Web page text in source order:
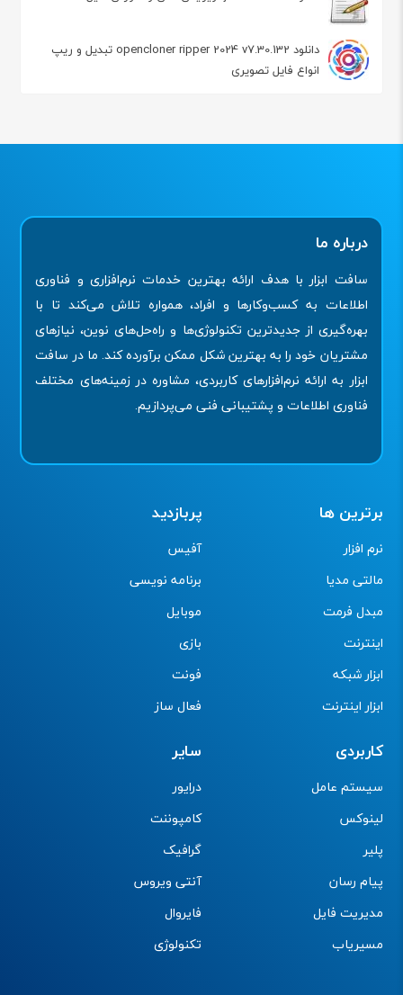
دانلود opencloner ripper 2024 v7.30.132 تبدیل و ریپ
انواع فایل تصویری
درباره ما
سافت ابزار با هدف ارائه بهترین خدمات نرم‌افزاری و فناوری
اطلاعات به کسب‌وکارها و افراد، همواره تلاش می‌کند تا با
بهره‌گیری از جدیدترین تکنولوژی‌ها و راه‌حل‌های نوین، نیازهای
مشتریان خود را به بهترین شکل ممکن برآورده کند. ما در سافت
ابزار به ارائه نرم‌افزارهای کاربردی، مشاوره در زمینه‌های مختلف
فناوری اطلاعات و پشتیبانی فنی می‌پردازیم.
برترین ها
نرم افزار
مالتی مدیا
مبدل فرمت
اینترنت
ابزار شبکه
ابزار اینترنت
پربازدید
آفیس
برنامه نویسی
موبایل
بازی
فونت
فعال ساز
کاربردی
سیستم عامل
لینوکس
پلیر
پیام رسان
مدیریت فایل
مسیریاب
سایر
درایور
کامپوننت
گرافیک
آنتی ویروس
فایروال
تکنولوژی